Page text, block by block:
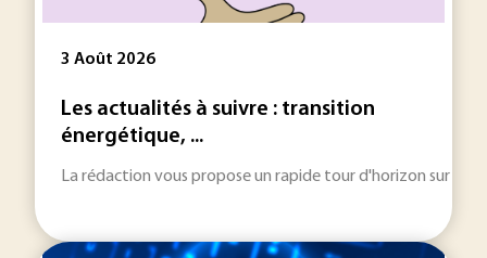
3 Août 2026
Les actualités à suivre : transition
énergétique, ...
La rédaction vous propose un rapide tour d'horizon sur les